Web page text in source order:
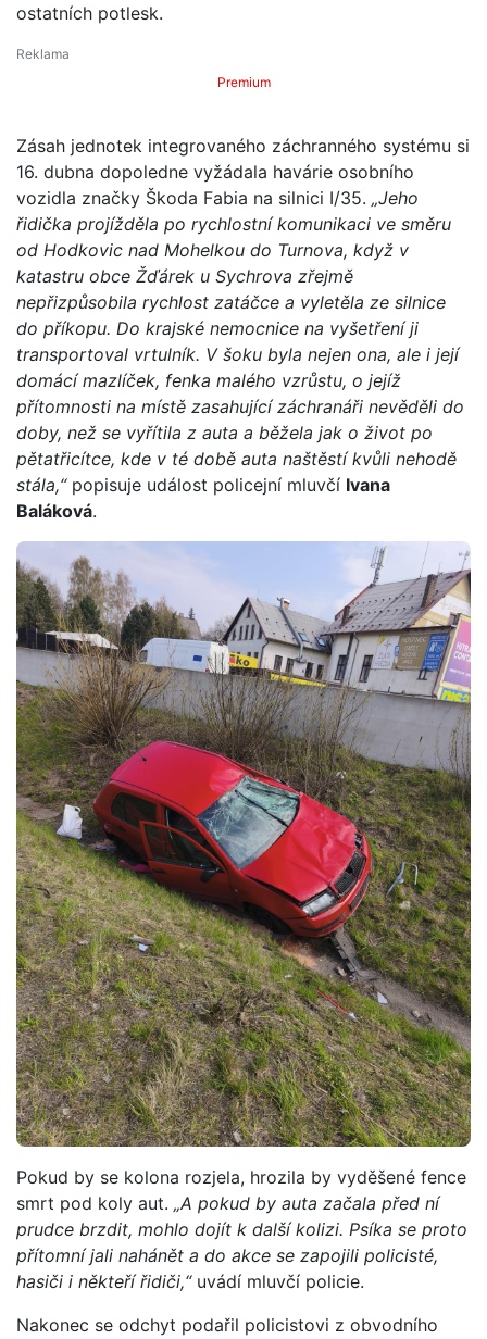
ostatních potlesk.
Premium
Zásah jednotek integrovaného záchranného systému si
16. dubna dopoledne vyžádala havárie osobního
vozidla značky Škoda Fabia na silnici I/35. „Jeho
řidička projížděla po rychlostní komunikaci ve směru
od Hodkovic nad Mohelkou do Turnova, když v
katastru obce Žďárek u Sychrova zřejmě
nepřizpůsobila rychlost zatáčce a vyletěla ze silnice
do příkopu. Do krajské nemocnice na vyšetření ji
transportoval vrtulník. V šoku byla nejen ona, ale i její
domácí mazlíček, fenka malého vzrůstu, o jejíž
přítomnosti na místě zasahující záchranáři nevěděli do
doby, než se vyřítila z auta a běžela jak o život po
pětatřicítce, kde v té době auta naštěstí kvůli nehodě
stála,“ popisuje událost policejní mluvčí Ivana
Baláková.
Pokud by se kolona rozjela, hrozila by vyděšené fence
smrt pod koly aut. „A pokud by auta začala před ní
prudce brzdit, mohlo dojít k další kolizi. Psíka se proto
přítomní jali nahánět a do akce se zapojili policisté,
hasiči i někteří řidiči,“uvádí mluvčí policie.
Nakonec se odchyt podařil policistovi z obvodního